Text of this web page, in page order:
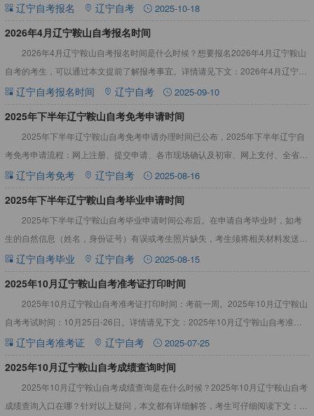
2026年4月辽宁鞍山自考报名条件1、中华人民共和国公民
辽宁自考报名 辽宁自考 2025-10-18
​2026年4月辽宁鞍山自考报名时间
2026年4月辽宁鞍山自考报名时间是什么时候？想要报名2026年4月辽宁鞍山
自考的考生，可以通过本文提前了解报考事宜。详情请见下文：2026年4月辽宁鞍
山自考报名时间2026年4月辽宁鞍山自考报名时间
辽宁自考报名时间 辽宁自考 2025-09-10
2025年下半年辽宁鞍山自考免考申请时间
2025年下半年辽宁鞍山自考免考申请办理时间已公布，2025年下半年辽宁自
考免考申请流程：网上注册、提交申请、各市现场确认及初审、网上支付、全省最
终审核、结果反馈。详情请见下文：点此查看>>辽宁自考真
辽宁自考免考 辽宁自考 2025-08-16
​2025年下半年辽宁鞍山自考毕业申请时间
2025年下半年辽宁鞍山自考毕业申请时间公布后。在申请自考毕业时，如考
生的自然信息（姓名，身份证号）有误或考生照片缺失，考生须将相关材料发送到
报名所在地招考办的电子邮箱申请进行修改或补办照片。详情如下
辽宁自考毕业 辽宁自考 2025-08-15
​2025年10月辽宁鞍山自考准考证打印时间
2025年10月辽宁鞍山自考准考证打印时间：考前一周。2025年10月辽宁鞍山
自考考试时间：10月25日-26日。详情请见下文：2025年10月辽宁鞍山自考准考
证打印时间2025年10月辽宁鞍山自考准
辽宁自考准考证 辽宁自考 2025-07-25
​2025年10月辽宁鞍山自考成绩查询时间
2025年10月辽宁鞍山自考成绩查询是在什么时候？2025年10月辽宁鞍山自考
成绩查询入口在哪？针对以上疑问，本文都有详细解答，考生可仔细阅读下文：